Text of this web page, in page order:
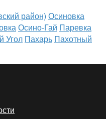
район) Осиновка
Осино-Гай Паревка
Угол Пахарь Пахотный